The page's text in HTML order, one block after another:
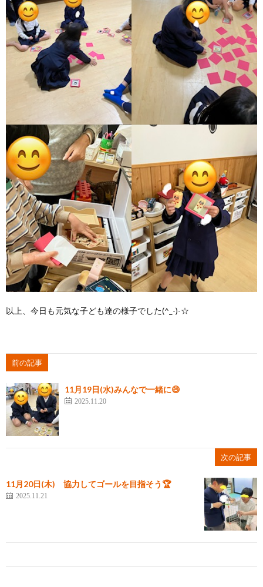
以上、今日も元気な子ども達の様子でした(^_-)-☆
前の記事
11月19日(水)みんなで一緒に😄
2025.11.20
次の記事
11月20日(木) 協力してゴールを目指そう🏆
2025.11.21